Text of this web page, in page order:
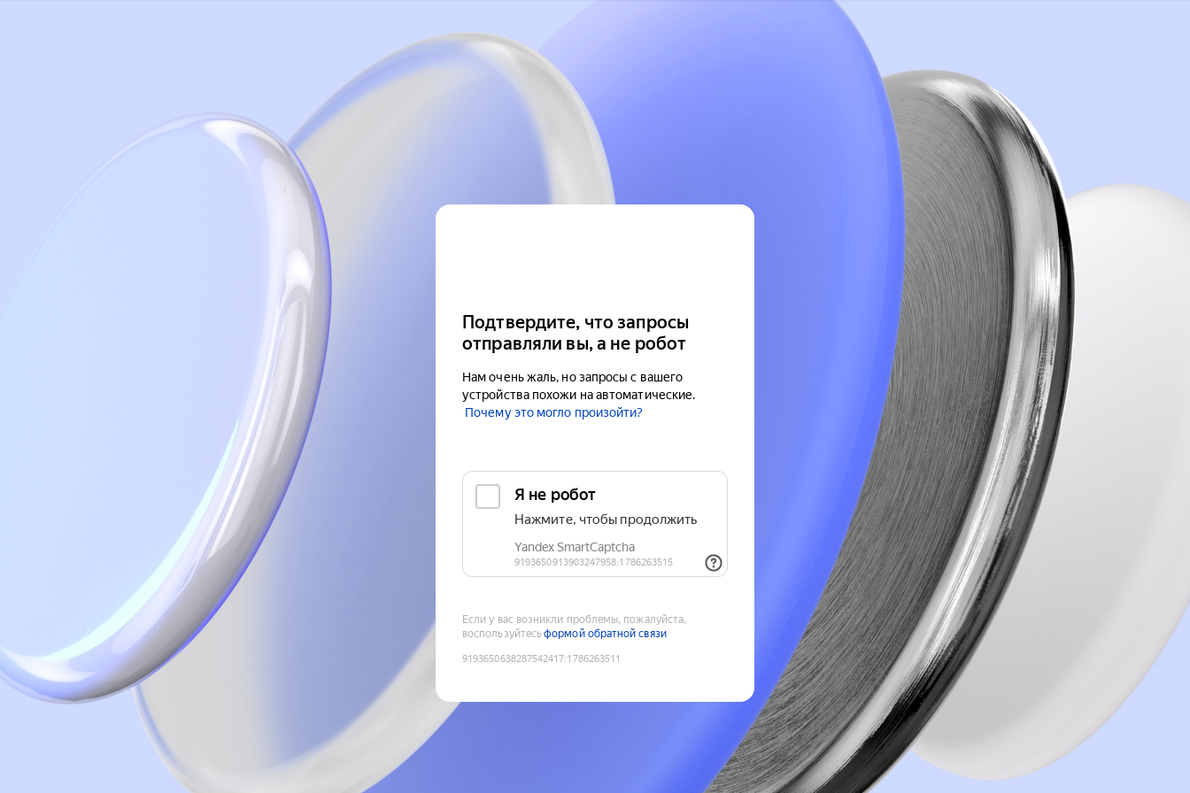
Подтвердите, что запросы
отправляли вы, а не робот
Нам очень жаль, но запросы с вашего
устройства похожи на автоматические.
Почему это могло произойти?
Если у вас возникли проблемы, пожалуйста,
воспользуйтесьформой обратной связи
9193650638287542417:1786263511